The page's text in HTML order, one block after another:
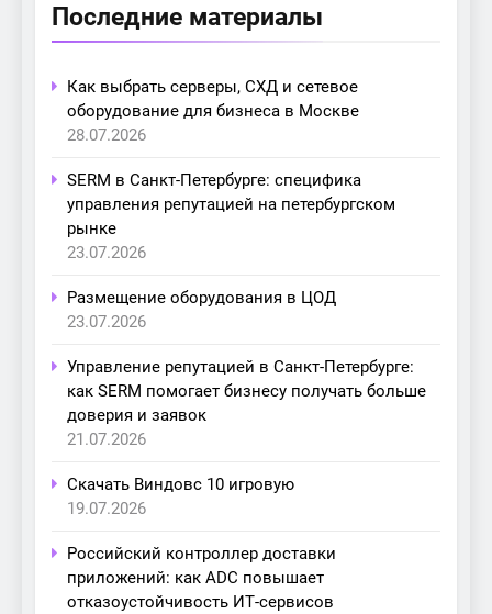
Последние материалы
Как выбрать серверы, СХД и сетевое
оборудование для бизнеса в Москве
28.07.2026
SERM в Санкт-Петербурге: специфика
управления репутацией на петербургском
рынке
23.07.2026
Размещение оборудования в ЦОД
23.07.2026
Управление репутацией в Санкт-Петербурге:
как SERM помогает бизнесу получать больше
доверия и заявок
21.07.2026
Скачать Виндовс 10 игровую
19.07.2026
Российский контроллер доставки
приложений: как ADC повышает
отказоустойчивость ИТ-сервисов